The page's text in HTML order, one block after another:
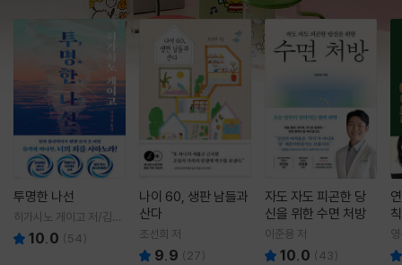
투명한 나선
히가시노 게이고 저/김선
영 역10.0 (54)
나이 60, 생판 남들과
산다
조선희 저
9.9 ( 27)
자도 자도 피곤한 당
신을 위한 수면 처방
이준용 저
10.0 (43)
칙